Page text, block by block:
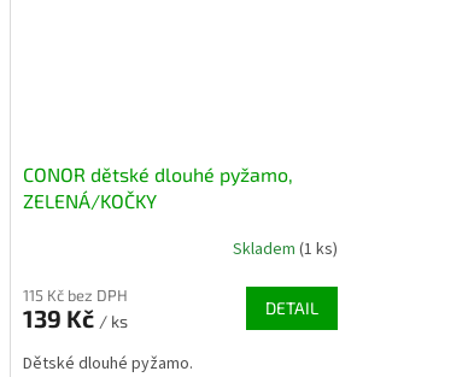
CONOR dětské dlouhé pyžamo,
ZELENÁ/KOČKY
Skladem (1 ks)
115 Kč bez DPH
139 Kč / ks
DETAIL
Dětské dlouhé pyžamo.